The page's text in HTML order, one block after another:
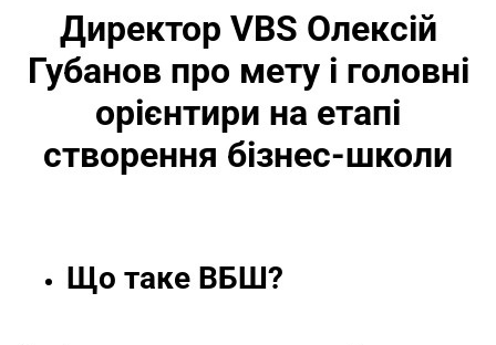
Директор VBS Олексій
Губанов про мету і головні
орієнтири на етапі
створення бізнес-школи
Що таке ВБШ?